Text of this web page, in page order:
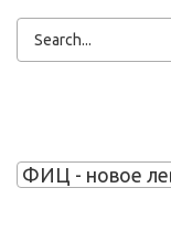
ФОРМА